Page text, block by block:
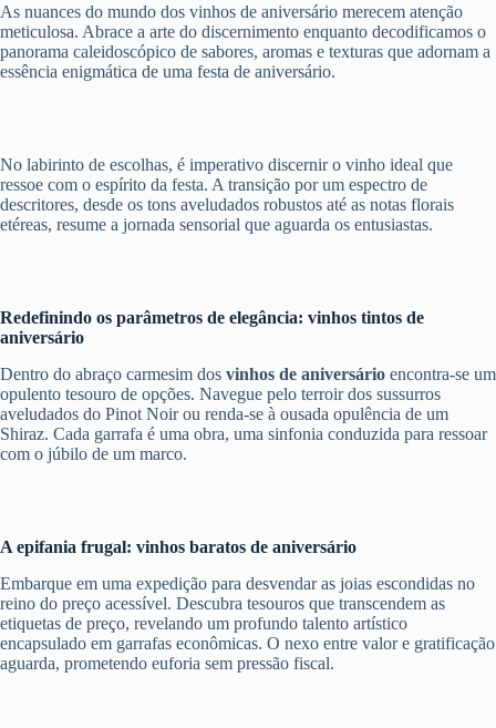
As nuances do mundo dos vinhos de aniversário merecem atenção
meticulosa. Abrace a arte do discernimento enquanto decodificamos o
panorama caleidoscópico de sabores, aromas e texturas que adornam a
essência enigmática de uma festa de aniversário.
No labirinto de escolhas, é imperativo discernir o vinho ideal que
ressoe com o espírito da festa. A transição por um espectro de
descritores, desde os tons aveludados robustos até as notas florais
etéreas, resume a jornada sensorial que aguarda os entusiastas.
Redefinindo os parâmetros de elegância: vinhos tintos de
aniversário
Dentro do abraço carmesim dos vinhos de aniversário encontra-se um
opulento tesouro de opções. Navegue pelo terroir dos sussurros
aveludados do Pinot Noir ou renda-se à ousada opulência de um
Shiraz. Cada garrafa é uma obra, uma sinfonia conduzida para ressoar
com o júbilo de um marco.
A epifania frugal: vinhos baratos de aniversário
Embarque em uma expedição para desvendar as joias escondidas no
reino do preço acessível. Descubra tesouros que transcendem as
etiquetas de preço, revelando um profundo talento artístico
encapsulado em garrafas econômicas. O nexo entre valor e gratificação
aguarda, prometendo euforia sem pressão fiscal.